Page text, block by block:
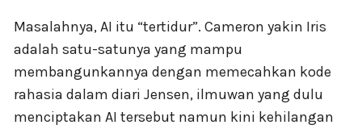
Masalahnya, AI itu “tertidur”. Cameron yakin Iris
adalah satu-satunya yang mampu
membangunkannya dengan memecahkan kode
rahasia dalam diari Jensen, ilmuwan yang dulu
menciptakan AI tersebut namun kini kehilangan